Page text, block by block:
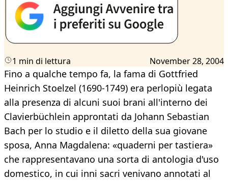
1 min di lettura November 28, 2004
Fino a qualche tempo fa, la fama di Gottfried
Heinrich Stoelzel (1690-1749) era perlopiù legata
alla presenza di alcuni suoi brani all'interno dei
Clavierbüchlein approntati da Johann Sebastian
Bach per lo studio e il diletto della sua giovane
sposa, Anna Magdalena: «quaderni per tastiera»
che rappresentavano una sorta di antologia d'uso
domestico, in cui inni sacri venivano annotati al